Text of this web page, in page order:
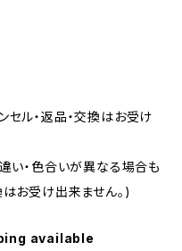
セル・返品・交換はお受け
い・色合いが異なる場合も
お受け出来ません。)
available